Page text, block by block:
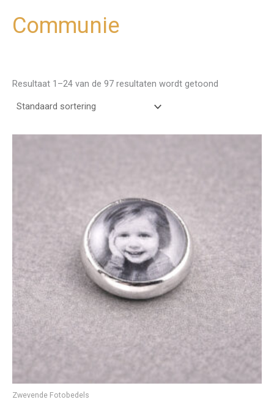
Communie
Resultaat 1–24 van de 97 resultaten wordt getoond
Zwevende Fotobedels